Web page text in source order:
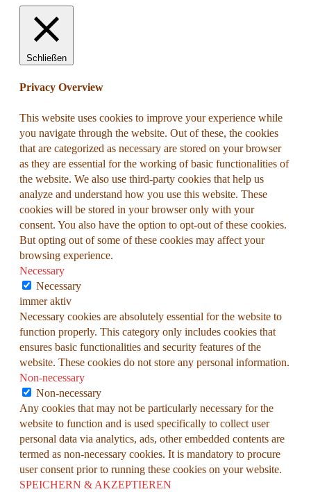
Schließen
Privacy Overview
This website uses cookies to improve your experience while
you navigate through the website. Out of these, the cookies
that are categorized as necessary are stored on your browser
as they are essential for the working of basic functionalities of
the website. We also use third-party cookies that help us
analyze and understand how you use this website. These
cookies will be stored in your browser only with your
consent. You also have the option to opt-out of these cookies.
But opting out of some of these cookies may affect your
browsing experience.
Necessary
Necessary
immer aktiv
Necessary cookies are absolutely essential for the website to
function properly. This category only includes cookies that
ensures basic functionalities and security features of the
website. These cookies do not store any personal information.
Non-necessary
Non-necessary
Any cookies that may not be particularly necessary for the
website to function and is used specifically to collect user
personal data via analytics, ads, other embedded contents are
termed as non-necessary cookies. It is mandatory to procure
user consent prior to running these cookies on your website.
SPEICHERN & AKZEPTIEREN